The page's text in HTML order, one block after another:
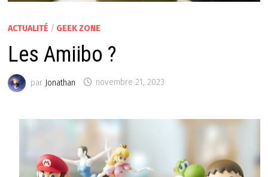
ACTUALITÉ / GEEK ZONE
Les Amiibo ?
par Jonathan novembre 21, 2023